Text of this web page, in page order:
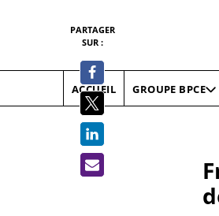
ACCUEIL GROUPE BPCE
PARTAGER
SUR :